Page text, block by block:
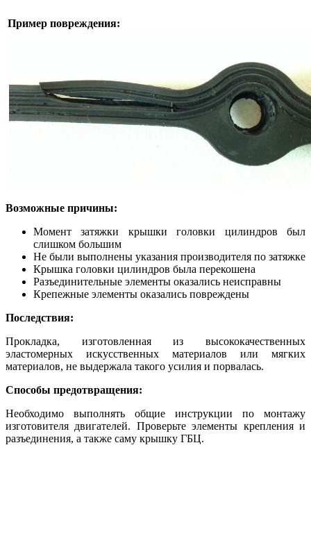
Пример повреждения:
Возможные причины:
Момент затяжки крышки головки цилиндров был
слишком большим
Не были выполнены указания производителя по затяжке
Крышка головки цилиндров была перекошена
Разъединительные элементы оказались неисправны
Крепежные элементы оказались повреждены
Последствия:
Прокладка, изготовленная из высококачественных
эластомерных искусственных материалов или мягких
материалов, не выдержала такого усилия и порвалась.
Способы предотвращения:
Необходимо выполнять общие инструкции по монтажу
изготовителя двигателей. Проверьте элементы крепления и
разъединения, а также саму крышку ГБЦ.